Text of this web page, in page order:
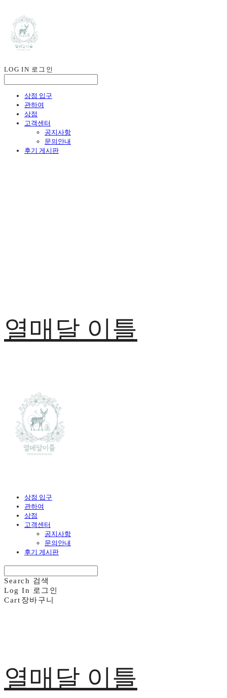
LOG IN 로그인
상점 입구
관하여
상점
고객센터
공지사항
문의안내
후기 게시판
열매달 이틀
상점 입구
관하여
상점
고객센터
공지사항
문의안내
후기 게시판
Search 검색
Log In
로그인
Cart 장바구니
열매달 이틀